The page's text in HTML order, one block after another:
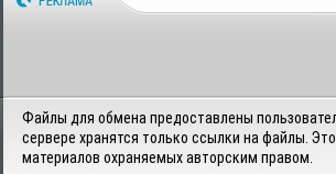
Файлы для обмена предоставлены
сервере хранятся только ссылки на файлы.
материалов охраняемых авторским правом.